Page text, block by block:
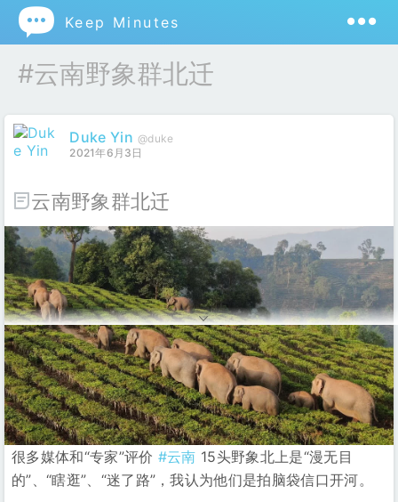
 Keep Minutes
#云南野象群北迁
Duke Yin @duke
2021年6月3日
云南野象群北迁
很多媒体和“专家”评价 #云南 15头野象北上是“漫无目
的”、“瞎逛”、“迷了路”，我认为他们是拍脑袋信口开河。